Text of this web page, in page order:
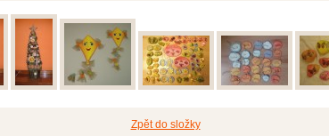
Zpět do složky